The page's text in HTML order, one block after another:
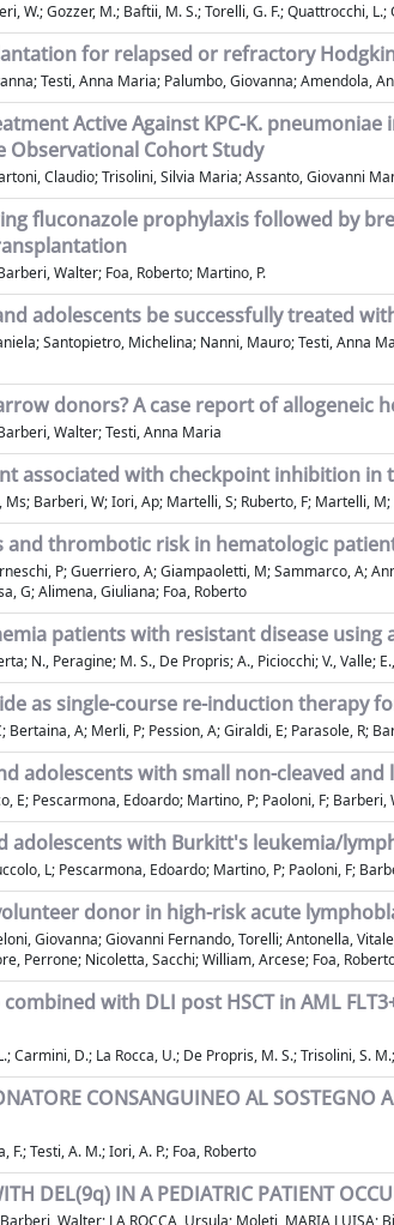
W.; Gozzer, M.; Baftii, M. S.; Torelli, G. F.; Quattrocchi,
for relapsed or refractory
Testi, Anna Maria; Palumbo, Giovanna; Amendola,
Active Against KPC-K.
Observational Cohort Study
Claudio; Trisolini, Silvia Maria; Assanto, Giovanni
fluconazole prophylaxis followed by
Walter; Foa, Roberto; Martino, P.
adolescents be successfully treated
Santopietro, Michelina; Nanni, Mauro; Testi, Anna
donors? A case report of
Walter; Testi, Anna Maria
associated with checkpoint inhibition in
Barberi, W; Iori, Ap; Martelli, S; Ruberto, F; Martelli, M;
thrombotic risk in hematologic
P; Guerriero, A; Giampaoletti, M; Sammarco, A;
G; Alimena, Giuliana; Foa, Roberto
patients with resistant disease
N., Peragine; M. S., De Propris; A., Piciocchi; V., Valle;
as single-course re-induction
A; Merli, P; Pession, A; Giraldi, E; Parasole, R;
adolescents with small non-cleaved
E; Pescarmona, Edoardo; Martino, P; Paoloni, F;
adolescents with Burkitt's leukemia/
L; Pescarmona, Edoardo; Martino, P; Paoloni, F;
donor in high-risk acute
Giovanna; Giovanni Fernando, Torelli; Antonella,
Perrone; Nicoletta, Sacchi; William, Arcese; Foa,
with DLI post HSCT in AML
D.; La Rocca, U.; De Propris, M. S.; Trisolini, S.
CONSANGUINEO AL
F.; Testi, A. M.; Iori, A. P.; Foa, Roberto
DEL(9q) IN A PEDIATRIC PATIENT
Walter; LA ROCCA, Ursula; Moleti, MARIA